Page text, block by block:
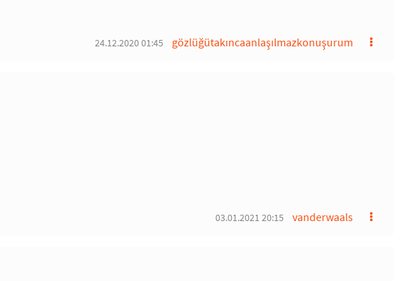
gözlüğütakıncaanlaşılmazkonuşurum
24.12.2020 01:45
vanderwaals
03.01.2021 20:15